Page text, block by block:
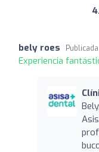
bely roes
Experiencia